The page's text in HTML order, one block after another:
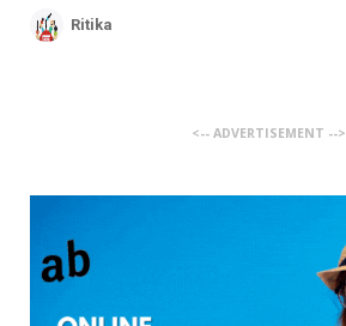
Ritika
<-- ADVERTISEMENT -->